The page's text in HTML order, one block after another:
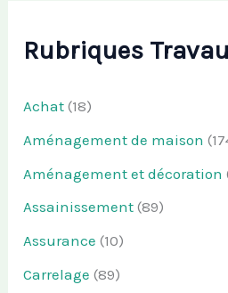
Rubriques
Achat (18)
Aménagement de maison
Aménagement et décoration
Assainissement (89)
Assurance (10)
Carrelage (89)